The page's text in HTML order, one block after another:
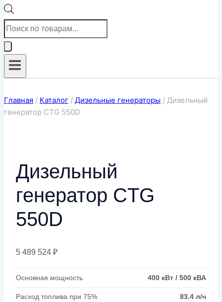
Поиск
товаров
Главная / Каталог / Дизельные генераторы / Дизельный
генератор CTG 550D
Дизельный
генератор CTG
550D
5 489 524 ₽
Основная мощность 400 кВт / 500 кВА
Расход топлива при 75% 83.4 л/ч